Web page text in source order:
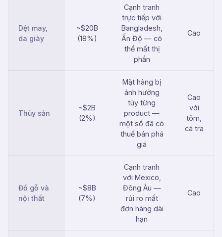
Dệt may,
da giày
~$20B
(18%)
Cạnh tranh
trực tiếp với
Bangladesh,
Ấn Độ — có
thể mất thị
phần
Cao
Thủy sản
~$2B
(2%)
Mặt hàng bị
ảnh hưởng
tùy từng
product —
một số đã có
thuế bán phá
giá
Cao
với
tôm,
cá tra
Đồ gỗ và
nội thất
~$8B
(7%)
Cạnh tranh
với Mexico,
Đông Âu —
rủi ro mất
đơn hàng dài
hạn
Cao